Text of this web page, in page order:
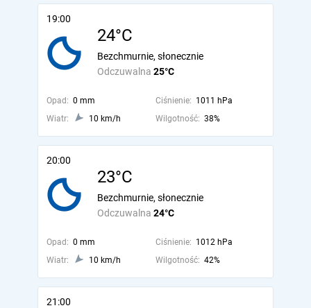
19:00
24°C
Odczuwalna 25°C
Bezchmurnie, słonecznie
Opad: 0 mm Ciśnienie: 1011 hPa
Wiatr:
10 km/h Wilgotność: 38%
20:00
23°C
Odczuwalna 24°C
Bezchmurnie, słonecznie
Opad: 0 mm Ciśnienie: 1012 hPa
Wiatr:
10 km/h Wilgotność: 42%
21:00